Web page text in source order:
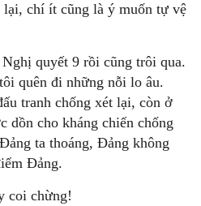
lại, chí ít cũng là ý muốn tự vệ
quyết 9 rồi cũng trôi qua.
quên đi những nỗi lo âu.
tranh chống xét lại, còn ở
dồn cho kháng chiến chống
ta thoáng, Ðảng không
Ðảng.
coi chừng!